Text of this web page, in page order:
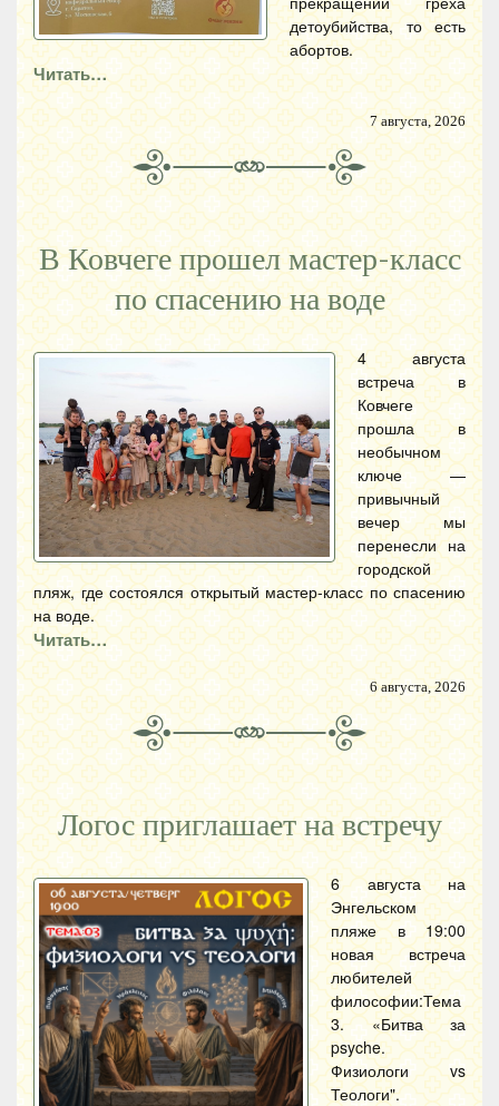
детоубийства, то есть
абортов.
Читать…
7 августа, 2026
В Ковчеге прошел мастер-класс
по спасению на воде
4 августа
встреча в
Ковчеге
прошла в
необычном
ключе —
привычный
вечер мы
перенесли на
городской
пляж, где состоялся открытый мастер-класс по спасению
на воде.
Читать…
6 августа, 2026
Логос приглашает на встречу
6 августа на
Энгельском
пляже в 19:00
новая встреча
любителей
философии:Тема
3. «Битва за
psyche.
Физиологи vs
Теологи".